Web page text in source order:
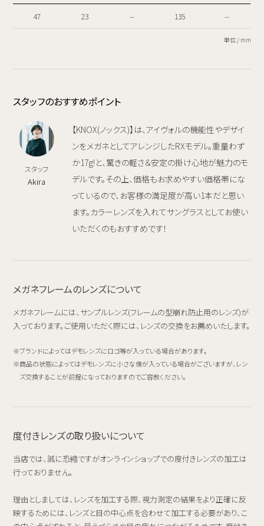
47 23 -- 135 --
単位 / mm
スタッフのおすすめポイント
スタッフ
Akira
【KNOX(ノックス)】は、アイヴォルの機能性やデザイ
ンをメガネとしてアレンジしたRXモデル。重量わず
か17g!と、驚きの軽さ＆安定の掛け心地が魅力のモ
デルです。その上、価格もお求めやすい価格帯にな
っているので、お客様の満足度が高い1本だと思い
ます。カラーレンズを入れてサングラスとしてお使い
いただくのもおすすめです！
メガネフレームのレンズについて
メガネフレームには、サンプルレンズ(フレームの型崩れ防止用のレンズ)が
入っております。ご使用いただく際には、レンズの交換をお薦めいたします。
ブランドによってはデモレンズにロゴ等が入っている場合があります。
商品の状態によってはデモレンズに小さな傷が入っている場合がございますが、レン
ズ交換することが前提になっておりますのでご容赦ください。
度付きレンズの取り扱いについて
当店では、誠に恐縮ですがオンラインショップでの度付きレンズの加工は
行っておりません。
理由としましては、レンズを加工する際、視力測定の結果をより正確に反
映するためには、レンズと目の中心点を合わせて加工する必要があり、こ